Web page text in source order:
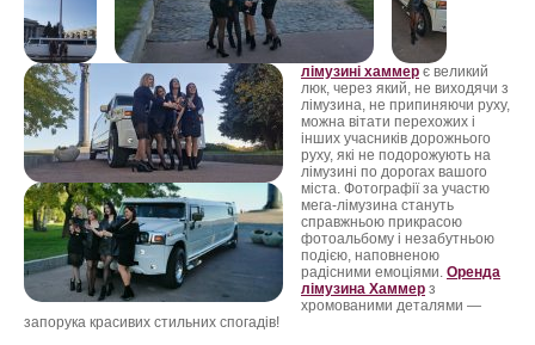
Контакти
лімузині хаммер є великий
люк, через який, не виходячи з
лімузина, не припиняючи руху,
можна вітати перехожих і
інших учасників дорожнього
руху, які не подорожують на
лімузині по дорогах вашого
міста. Фотографії за участю
мега-лімузина стануть
справжньою прикрасою
фотоальбому і незабутньою
подією, наповненою
радісними емоціями. Оренда
лімузина Хаммер з
хромованими деталями —
запорука красивих стильних спогадів!